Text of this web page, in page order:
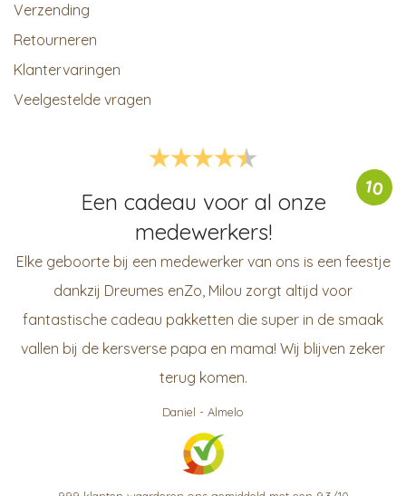
Verzending
Retourneren
Klantervaringen
Veelgestelde vragen
10
Een cadeau voor al onze
medewerkers!
Elke geboorte bij een medewerker van ons is een feestje
dankzij Dreumes enZo, Milou zorgt altijd voor
fantastische cadeau pakketten die super in de smaak
vallen bij de kersverse papa en mama! Wij blijven zeker
terug komen.
Daniel - Almelo